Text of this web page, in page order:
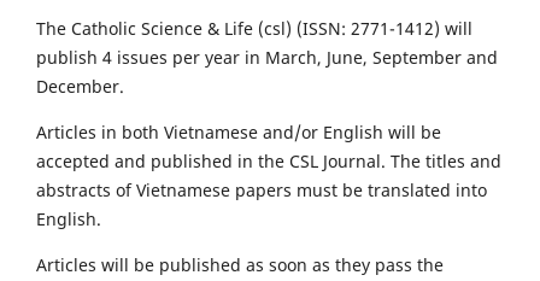
The Catholic Science & Life (csl) (ISSN: 2771-1412) will
publish 4 issues per year in March, June, September and
December.
Articles in both Vietnamese and/or English will be
accepted and published in the CSL Journal. The titles and
abstracts of Vietnamese papers must be translated into
English.
Articles will be published as soon as they pass the